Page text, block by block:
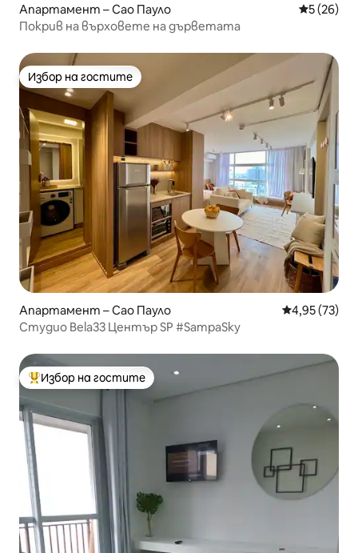
Апартамент – Сао Пауло Средна
5 (26)
Покрив на върховете на дърветата
Избор на гостите
Избор на гостите
Апартамент – Сао Пауло Средна
4,95 (73)
Студио Bela33 Център SP #SampaSky
Най-популярен избор на гостите
Избор на гостите